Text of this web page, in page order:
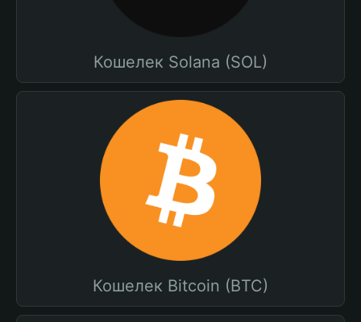
Кошелек Solana (SOL)
Кошелек Bitcoin (BTC)